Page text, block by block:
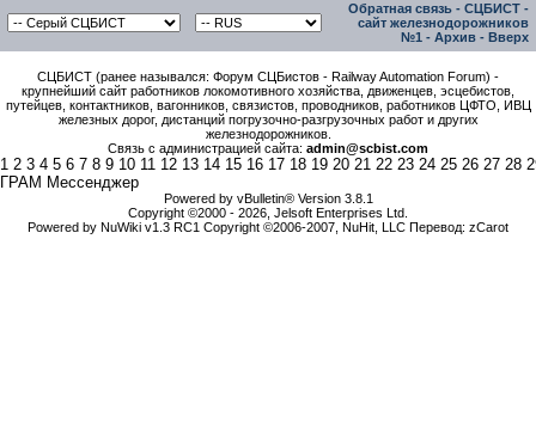
Обратная связь - СЦБИСТ -
сайт железнодорожников
№1 - Архив - Вверх
СЦБИСТ (ранее назывался: Форум СЦБистов - Railway Automation Forum) -
крупнейший сайт работников локомотивного хозяйства, движенцев, эсцебистов,
путейцев, контактников, вагонников, связистов, проводников, работников ЦФТО, ИВЦ
железных дорог, дистанций погрузочно-разгрузочных работ и других
железнодорожников.
Связь с администрацией сайта: admin@scbist.com
1 2 3 4 5 6 7 8 9 10 11 12 13 14 15 16 17 18 19 20 21 22 23 24 25 26 27 28
ГРАМ Мессенджер
Powered by vBulletin® Version 3.8.1
Copyright ©2000 - 2026, Jelsoft Enterprises Ltd.
Powered by NuWiki v1.3 RC1 Copyright ©2006-2007, NuHit, LLC Перевод: zCarot